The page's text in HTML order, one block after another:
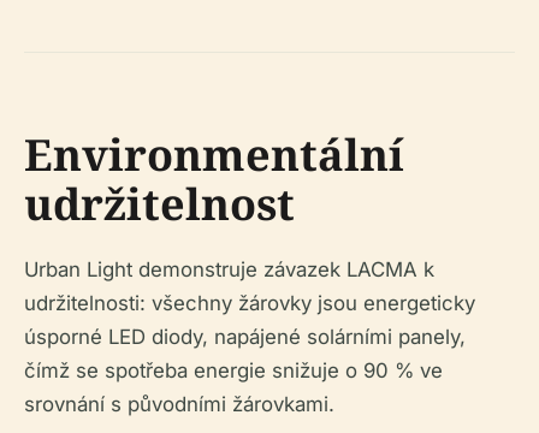
Environmentální
udržitelnost
Urban Light demonstruje závazek LACMA k
udržitelnosti: všechny žárovky jsou energeticky
úsporné LED diody, napájené solárními panely,
čímž se spotřeba energie snižuje o 90 % ve
srovnání s původními žárovkami.